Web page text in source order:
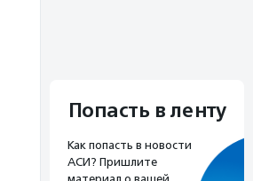
Попасть в ленту
Как попасть в новости
АСИ? Пришлите